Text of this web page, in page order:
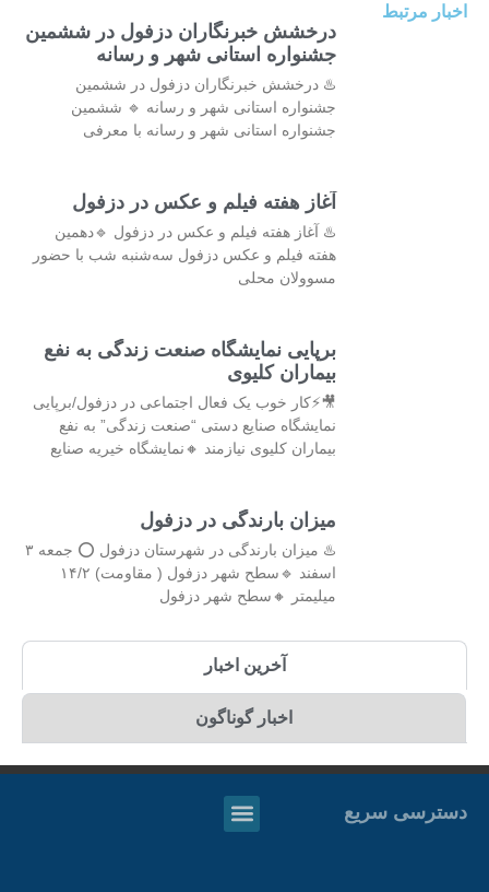
اخبار مرتبط
درخشش خبرنگاران دزفول در ششمین
جشنواره‌ استانی شهر و رسانه
♨️ درخشش خبرنگاران دزفول در ششمین
جشنواره‌ استانی شهر و رسانه 🔹 ششمین
جشنواره استانی شهر و رسانه با معرفی
آغاز هفته فیلم و عکس در دزفول
♨️ آغاز هفته فیلم و عکس در دزفول 🔹دهمین
هفته فیلم و عکس دزفول سه‌شنبه شب با حضور
مسوولان محلی
برپایی نمایشگاه صنعت زندگی به نفع
بیماران کلیوی
🎥⚡کار خوب یک فعال اجتماعی در دزفول/برپایی
نمایشگاه صنایع دستی “صنعت زندگی” به نفع
بیماران کلیوی نیازمند 🔸نمایشگاه خیریه صنایع
میزان بارندگی در دزفول
♨️ میزان بارندگی در شهرستان دزفول ⭕️ جمعه ۳
اسفند 🔹سطح شهر دزفول ( مقاومت) ۱۴/۲
میلیمتر 🔸سطح شهر دزفول
آخرین اخبار
اخبار گوناگون
دسترسی سریع